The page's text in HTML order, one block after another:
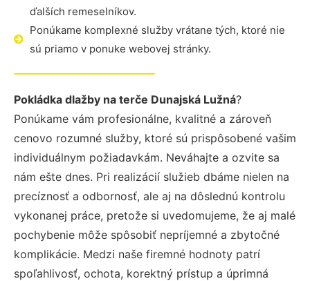
ďalších remeselníkov.
Ponúkame komplexné služby vrátane tých, ktoré nie
sú priamo v ponuke webovej stránky.
Pokládka dlažby na terče Dunajská Lužná?
Ponúkame vám profesionálne, kvalitné a zároveň
cenovo rozumné služby, ktoré sú prispôsobené vašim
individuálnym požiadavkám. Neváhajte a ozvite sa
nám ešte dnes. Pri realizácií služieb dbáme nielen na
precíznosť a odbornosť, ale aj na dôslednú kontrolu
vykonanej práce, pretože si uvedomujeme, že aj malé
pochybenie môže spôsobiť nepríjemné a zbytočné
komplikácie. Medzi naše firemné hodnoty patrí
spoľahlivosť, ochota, korektný prístup a úprimná